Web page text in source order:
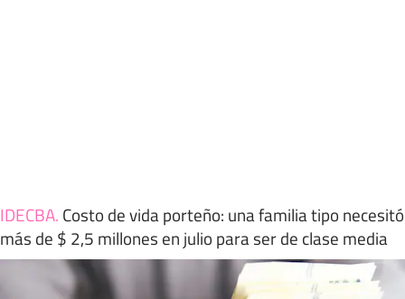
IDECBA. Costo de vida porteño: una familia tipo necesitó
más de $ 2,5 millones en julio para ser de clase media